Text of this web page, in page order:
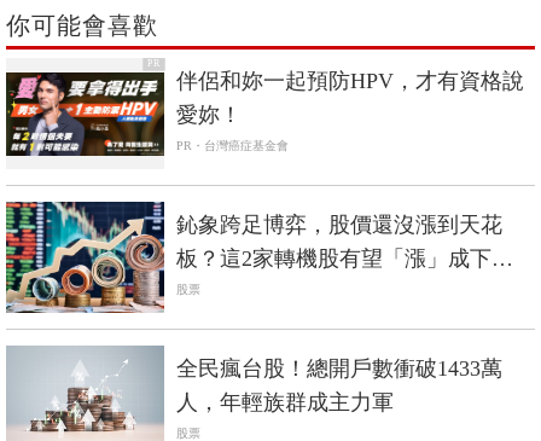
你可能會喜歡
PR
伴侶和妳一起預防HPV，才有資格說
愛妳！
PR・台灣癌症基金會
鈊象跨足博弈，股價還沒漲到天花
板？這2家轉機股有望「漲」成下一
個鈊象？
股票
全民瘋台股！總開戶數衝破1433萬
人，年輕族群成主力軍
股票